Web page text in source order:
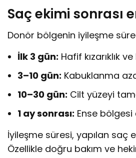
Saç ekimi sonrası
Donör bölgenin iyileşme
İlk 3 gün: Hafif kızarıklık
3–10 gün: Kabuklanma
10–30 gün: Cilt yüzeyi
1 ay sonrası: Ense
İyileşme süresi, yapılan saç
Özellikle doğru bakım ve